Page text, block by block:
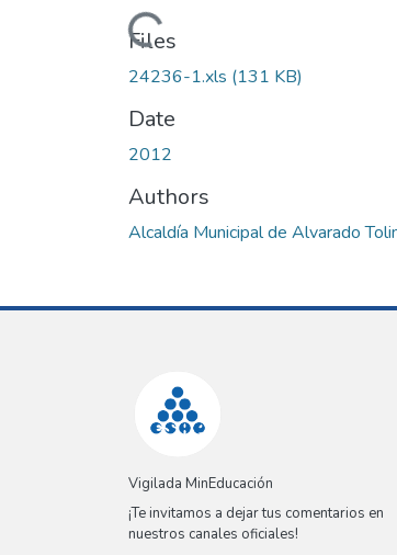
Loading...
Files
24236-1.xls (131 KB)
Date
2012
Authors
Alcaldía Municipal de Alvarado
Vigilada MinEducación
¡Te invitamos a dejar tus comentarios en
nuestros canales oficiales!